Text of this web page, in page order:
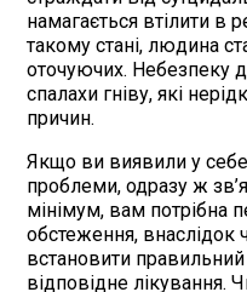
намагається втілити в
такому стані, людина
оточуючих. Небезпеку
спалахи гніву, які
причин.
Якщо ви виявили у
проблеми, одразу ж
мінімум, вам потрібна
обстеження, внаслідок
встановити правильний
відповідне лікування.